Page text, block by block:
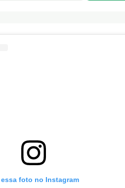
essa foto no Instagram